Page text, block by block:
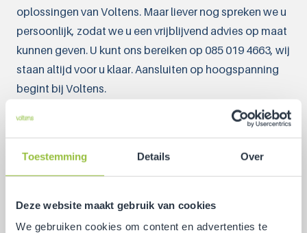
Toestemming Details Over
Deze website maakt gebruik van cookies
We gebruiken cookies om content en advertenties te
oplossingen van Voltens. Maar liever nog spreken we u
persoonlijk, zodat we u een vrijblijvend advies op maat
kunnen geven. U kunt ons bereiken op 085 019 4663, wij
staan altijd voor u klaar. Aansluiten op hoogspanning
begint bij Voltens.
Alleinformatieop één leaflet
Betreedbaar station